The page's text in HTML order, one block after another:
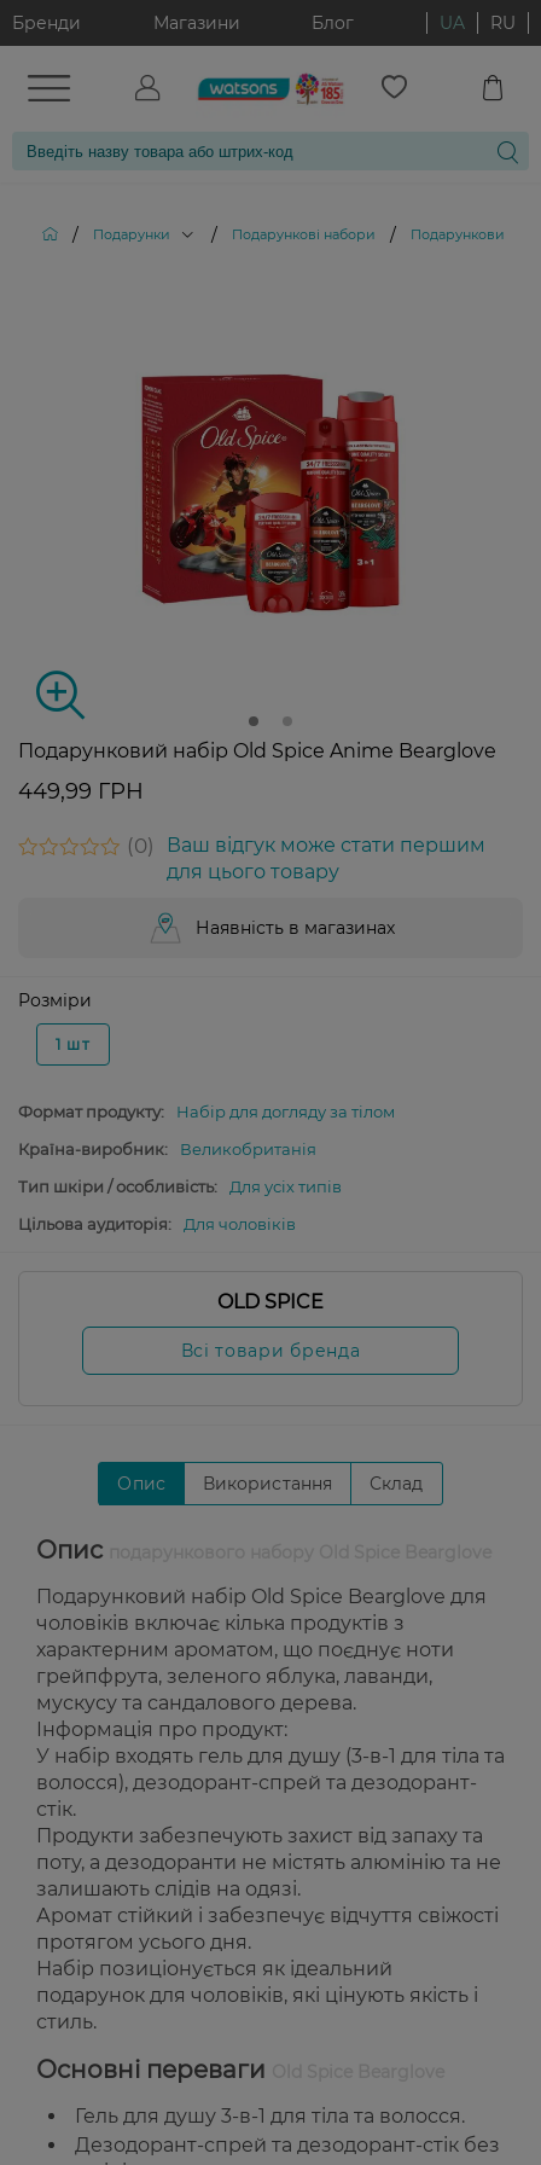
Бренди Магазини Блог UA RU
/ Подарунки / Подарункові набори / Подарунковий
Подарунковий набір Old Spice Anime Bearglove
449,99 ГРН
0
Ваш відгук може стати першим
для цього товару
Наявність в магазинах
Розміри
1 шт
Формат продукту:
Набір для догляду за тілом
Країна-виробник:
Великобританія
Тип шкіри / особливість:
Для усіх типів
Цільова аудиторія:
Для чоловіків
OLD SPICE
Всі товари бренда
Опис Використання Склад
Опис
Подарунковий набір Old Spice Bearglove для
чоловіків включає кілька продуктів з
характерним ароматом, що поєднує ноти
грейпфрута, зеленого яблука, лаванди,
мускусу та сандалового дерева.
Інформація про продукт:
У набір входять гель для душу (3-в-1 для тіла та
волосся), дезодорант-спрей та дезодорант-
стік.
Продукти забезпечують захист від запаху та
поту, а дезодоранти не містять алюмінію та не
залишають слідів на одязі.
Аромат стійкий і забезпечує відчуття свіжості
протягом усього дня.
Набір позиціонується як ідеальний
подарунок для чоловіків, які цінують якість і
стиль.
Основні переваги
Гель для душу 3-в-1 для тіла та волосся.
Дезодорант-спрей та дезодорант-стік без